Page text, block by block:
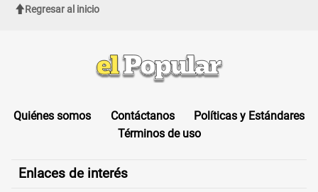
Regresar al inicio
Quiénes somos Contáctanos
Políticas y Estándares
Términos de uso
Enlaces de interés